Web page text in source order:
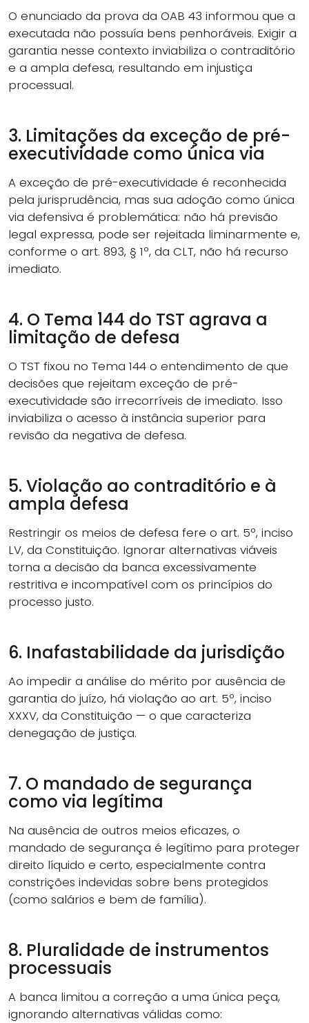
O enunciado da prova da OAB 43 informou que a
executada não possuía bens penhoráveis. Exigir a
garantia nesse contexto inviabiliza o contraditório
e a ampla defesa, resultando em injustiça
processual.
3. Limitações da exceção de pré-
executividade como única via
A exceção de pré-executividade é reconhecida
pela jurisprudência, mas sua adoção como única
via defensiva é problemática: não há previsão
legal expressa, pode ser rejeitada liminarmente e,
conforme o art. 893, § 1º, da CLT, não há recurso
imediato.
4. O Tema 144 do TST agrava a
limitação de defesa
O TST fixou no Tema 144 o entendimento de que
decisões que rejeitam exceção de pré-
executividade são irrecorríveis de imediato. Isso
inviabiliza o acesso à instância superior para
revisão da negativa de defesa.
5. Violação ao contraditório e à
ampla defesa
Restringir os meios de defesa fere o art. 5º, inciso
LV, da Constituição. Ignorar alternativas viáveis
torna a decisão da banca excessivamente
restritiva e incompatível com os princípios do
processo justo.
6. Inafastabilidade da jurisdição
Ao impedir a análise do mérito por ausência de
garantia do juízo, há violação ao art. 5º, inciso
XXXV, da Constituição — o que caracteriza
denegação de justiça.
7. O mandado de segurança
como via legítima
Na ausência de outros meios eficazes, o
mandado de segurança é legítimo para proteger
direito líquido e certo, especialmente contra
constrições indevidas sobre bens protegidos
(como salários e bem de família).
8. Pluralidade de instrumentos
processuais
A banca limitou a correção a uma única peça,
ignorando alternativas válidas como: